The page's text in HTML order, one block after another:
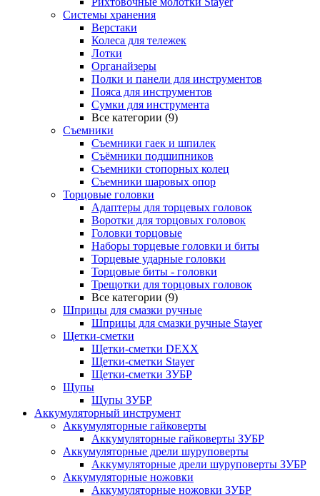
Системы хранения
Верстаки
Колеса для тележек
Лотки
Органайзеры
Полки и панели для инструментов
Пояса для инструментов
Сумки для инструмента
Все категории (9)
Съемники
Съемники гаек и шпилек
Съёмники подшипников
Съемники стопорных колец
Съемники шаровых опор
Торцовые головки
Адаптеры для торцевых головок
Воротки для торцовых головок
Головки торцовые
Наборы торцевые головки и биты
Торцевые ударные головки
Торцовые биты - головки
Трещотки для торцовых головок
Все категории (9)
Шприцы для смазки ручные
Шприцы для смазки ручные Stayer
Щетки-сметки
Щетки-сметки DEXX
Щетки-сметки Stayer
Щетки-сметки ЗУБР
Щупы
Щупы ЗУБР
Аккумуляторный инструмент
Аккумуляторные гайковерты
Аккумуляторные гайковерты ЗУБР
Аккумуляторные дрели шуруповерты
Аккумуляторные дрели шуруповерты ЗУБР
Аккумуляторные ножовки
Аккумуляторные ножовки ЗУБР